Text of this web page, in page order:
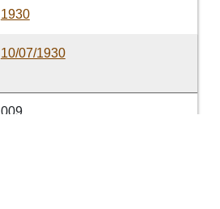
1930
10/07/1930
009